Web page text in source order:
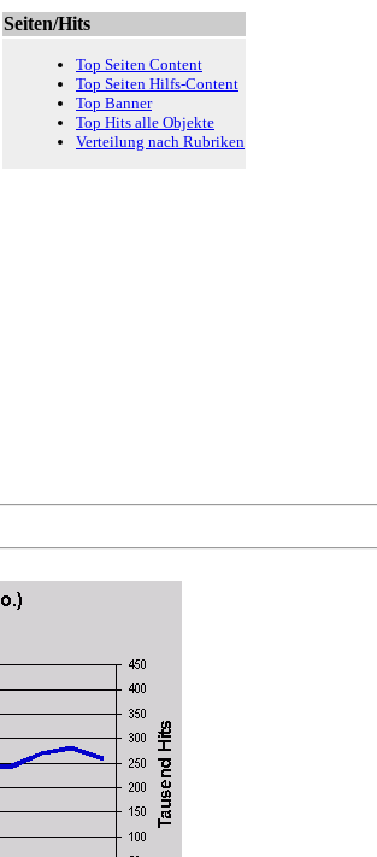
Seiten/Hits
Top Seiten Content
Top Seiten Hilfs-Content
Top Banner
Top Hits alle Objekte
Verteilung nach Rubriken